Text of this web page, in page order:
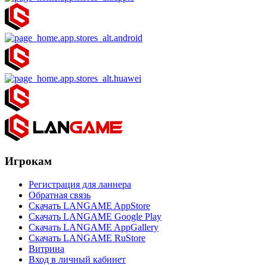
Игрокам
Регистрация для ланнера
Обратная связь
Скачать LANGAME AppStore
Скачать LANGAME Google Play
Скачать LANGAME AppGallery
Скачать LANGAME RuStore
Витрина
Вход в личный кабинет